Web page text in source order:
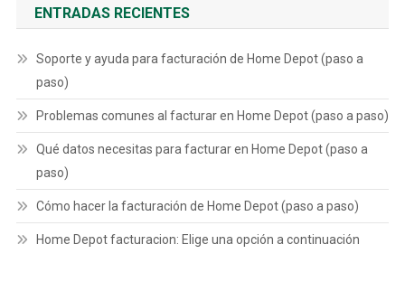
ENTRADAS RECIENTES
Soporte y ayuda para facturación de Home Depot (paso a
paso)
Problemas comunes al facturar en Home Depot (paso a paso)
Qué datos necesitas para facturar en Home Depot (paso a
paso)
Cómo hacer la facturación de Home Depot (paso a paso)
Home Depot facturacion: Elige una opción a continuación